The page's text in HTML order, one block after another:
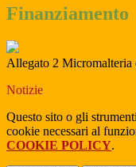
Finanziamento
Allegato 2 Micromalteria
Notizie
Questo sito o gli
cookie necessari al
COOKIE POLICY.